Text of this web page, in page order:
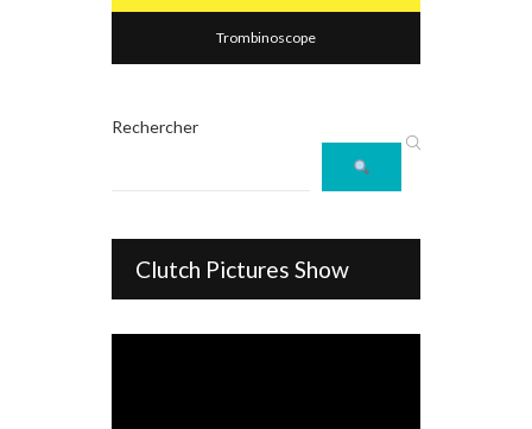
Trombinoscope
Rechercher
Clutch Pictures Show